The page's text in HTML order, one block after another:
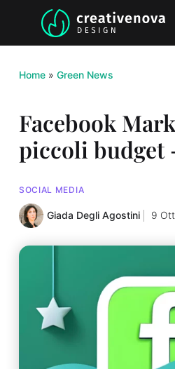
Home» Green News
Facebook
piccoli budget
SOCIAL MEDIA
Giada Degli Agostini 9